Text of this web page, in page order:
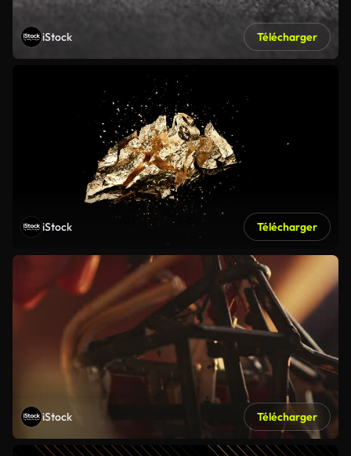
iStock Télécharger
iStock Télécharger
iStock Télécharger